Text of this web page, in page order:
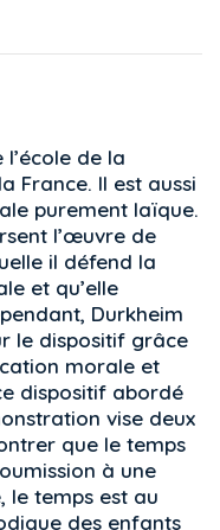
de la
France. Il est aussi
purement laïque.
l’œuvre de
il défend la
et qu’elle
Durkheim
le dispositif grâce
morale et
dispositif abordé
vise deux
que le temps
à une
le temps est au
des enfants